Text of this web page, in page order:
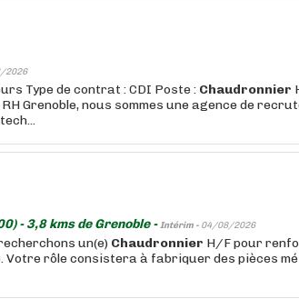
2026
Type de contrat : CDI Poste : Chaudronnier
Grenoble, nous sommes une agence de
- 3,8 kms de Grenoble -Intérim - 04/08/2026
un(e) Chaudronnier H/F pour
Votre rôle consistera à fabriquer des pièces